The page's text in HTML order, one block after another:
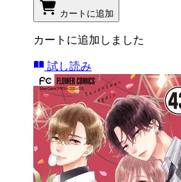
カートに追加
カートに追加しました
試し読み